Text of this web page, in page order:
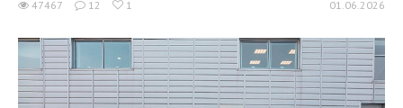
47467 12 1 01.06.2026